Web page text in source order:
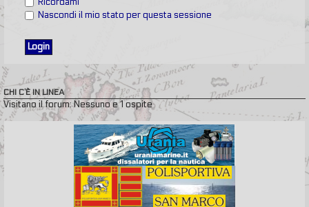
Nascondi il mio stato per questa sessione
CHI C’È IN LINEA
Visitano il forum: Nessuno e 1 ospite